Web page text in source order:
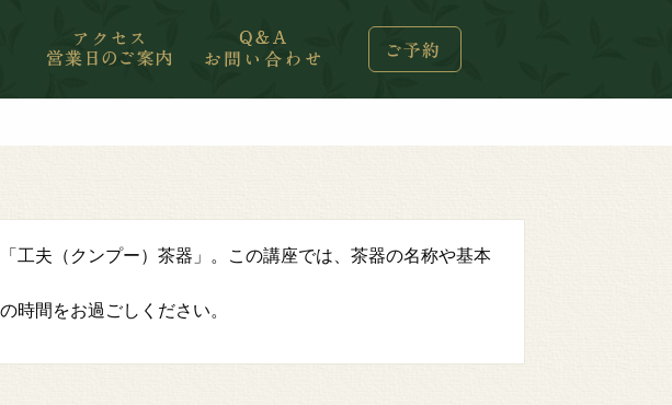
工夫（クンプー）茶器」。この講座では、茶器の名称や基本
時間をお過ごしください。